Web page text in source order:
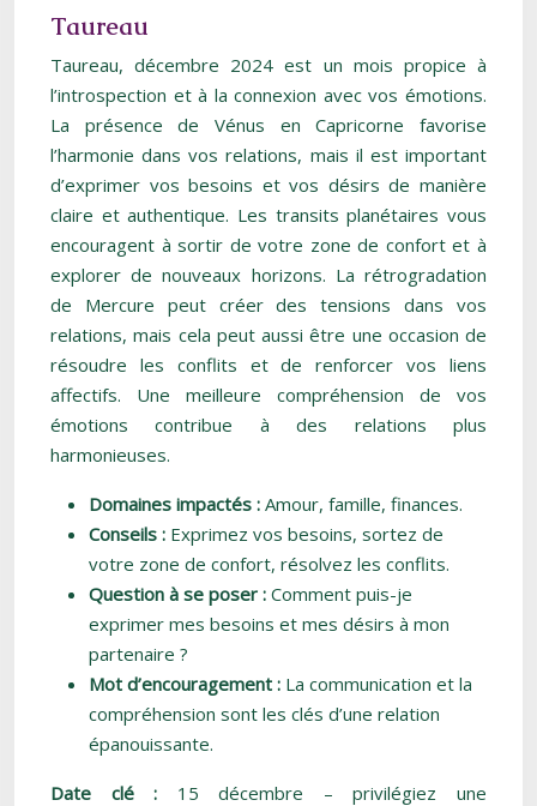
Taureau
Taureau, décembre 2024 est un mois propice à
l’introspection et à la connexion avec vos émotions.
La présence de Vénus en Capricorne favorise
l’harmonie dans vos relations, mais il est important
d’exprimer vos besoins et vos désirs de manière
claire et authentique. Les transits planétaires vous
encouragent à sortir de votre zone de confort et à
explorer de nouveaux horizons. La rétrogradation
de Mercure peut créer des tensions dans vos
relations, mais cela peut aussi être une occasion de
résoudre les conflits et de renforcer vos liens
affectifs. Une meilleure compréhension de vos
émotions contribue à des relations plus
harmonieuses.
Domaines impactés : Amour, famille, finances.
Conseils : Exprimez vos besoins, sortez de
votre zone de confort, résolvez les conflits.
Question à se poser : Comment puis-je
exprimer mes besoins et mes désirs à mon
partenaire ?
Mot d’encouragement : La communication et la
compréhension sont les clés d’une relation
épanouissante.
Date clé : 15 décembre – privilégiez une